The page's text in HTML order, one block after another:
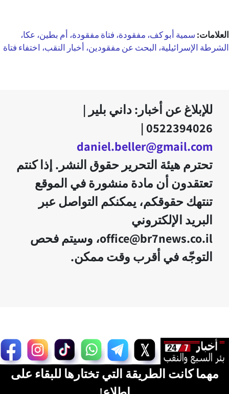
العلامات: سمية أبو كف، مفقودة، فتاة مفقودة، أم بطين، عكا،
الشرطة الإسرائيلية، البحث عن مفقودين، أخبار النقب، اختفاء فتاة
للإبلاغ عن أخبار: داني بلير |
0522394026 |
daniel.beller@gmail.com
تحترم هيئة التحرير حقوق النشر. إذا كنتم
تعتقدون أن مادة منشورة في الموقع
تنتهك حقوقكم، يمكنكم التواصل عبر
البريد الإلكتروني
office@br7news.co.il، وسيتم فحص
التوجّه في أقرب وقت ممكن.
مهما كانت الطريقة التي تختارها للبقاء على